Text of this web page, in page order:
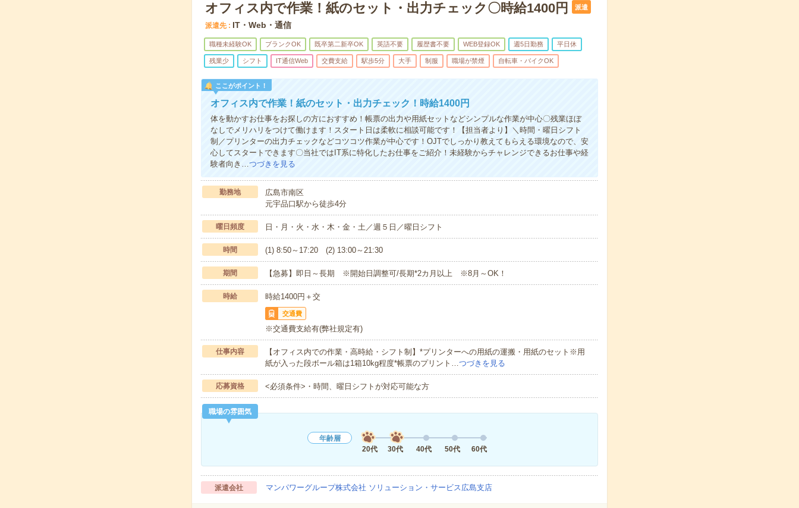
オフィス内で作業！紙のセット・出力チェック〇時給1400円 派遣
派遣先 IT・Web・通信
職種未経験OK ブランクOK 既卒第二新卒OK 英語不要 履歴書不要 WEB登録OK 週5日勤務 平日休
残業少 シフト IT通信Web 交費支給 駅歩5分 大手 制服 職場が禁煙 自転車・バイクOK
ここがポイント！
オフィス内で作業！紙のセット・出力チェック！時給1400円
体を動かすお仕事をお探しの方におすすめ！帳票の出力や用紙セットなどシンプルな作業が中心〇残業ほぼ
なしでメリハリをつけて働けます！スタート日は柔軟に相談可能です！【担当者より】＼時間・曜日シフト
制／プリンターの出力チェックなどコツコツ作業が中心です！OJTでしっかり教えてもらえる環境なので、安
心してスタートできます〇当社ではIT系に特化したお仕事をご紹介！未経験からチャレンジできるお仕事や経
験者向き…つづきを見る
勤務地
広島市南区
元宇品口駅から徒歩4分
曜日頻度 日・月・火・水・木・金・土／週５日／曜日シフト
時間 (1) 8:50～17:20 (2) 13:00～21:30
期間 【急募】即日～長期 ※開始日調整可/長期*2カ月以上 ※8月～OK！
時給 時給1400円＋交
交通費
※交通費支給有(弊社規定有)
仕事内容
【オフィス内での作業・高時給・シフト制】*プリンターへの用紙の運搬・用紙のセット※用
紙が入った段ボール箱は1箱10kg程度*帳票のプリント…つづきを見る
応募資格 <必須条件>・時間、曜日シフトが対応可能な方
職場の雰囲気
年齢層
20代
30代 40代 50代 60代
派遣会社 マンパワーグループ株式会社 ソリューション・サービス広島支店